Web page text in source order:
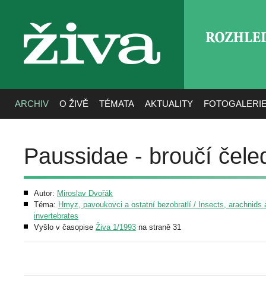
živa
ARCHIV O ŽIVĚ TÉMATA AKTUALITY
Paussidae - broučí
Autor: Miroslav Dvořák
Téma: Hmyz, pavoukovci a ostatní bezobratlí / Insects, arachnids
invertebrates
Vyšlo v časopise Živa 1/1993 na straně 31